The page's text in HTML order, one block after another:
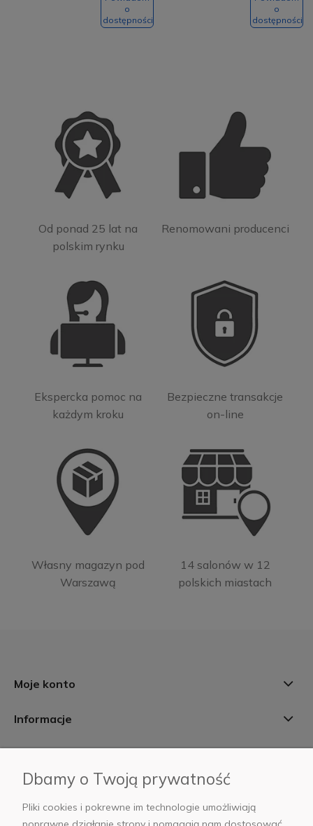
o
dostępności
o
dostępności
Od ponad 25 lat na
polskim rynku
Renomowani producenci
Ekspercka pomoc na
każdym kroku
Bezpieczne transakcje
on-line
Własny magazyn pod
Warszawą
14 salonów w 12
polskich miastach
Moje konto
Informacje
AB Foto
Dbamy o Twoją prywatność
Pliki cookies i pokrewne im technologie umożliwiają